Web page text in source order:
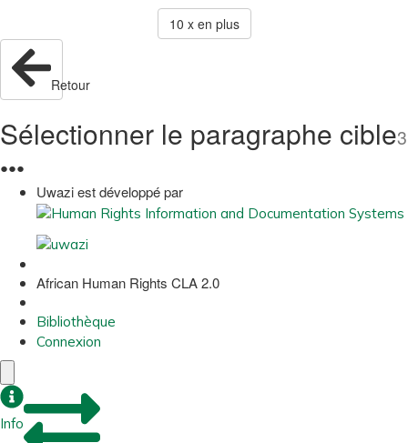
10 x en plus
Retour
Sélectionner le paragraphe cible3
●●●
Uwazi est développé par
African Human Rights CLA 2.0
Bibliothèque
Connexion
Info